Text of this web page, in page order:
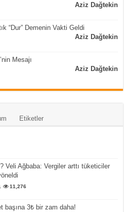
Aziz Dağtekin
“Dur” Demenin Vakti Geldi
Aziz Dağtekin
Mesajı
Aziz Dağtekin
Etiketler
Veli Ağbaba: Vergiler arttı tüketiciler
11,276
başına 3₺ bir zam daha!